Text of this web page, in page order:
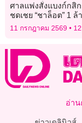
ศาลแพ่งสั่งแบงก์กสิ
ชดเชย “ชาล็อต” 1 ล้
โอนเงินให้มิจฉาชีพช่
เที่ยงคืน ชี้เป็นธุรกรร
11 กรกฎาคม 2569
อ่าน